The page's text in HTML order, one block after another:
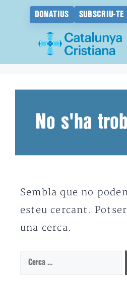
DONATIUS SUBSCRIU-TE
No s'ha
Sembla que no
esteu cercant.
una cerca.
Cerca: